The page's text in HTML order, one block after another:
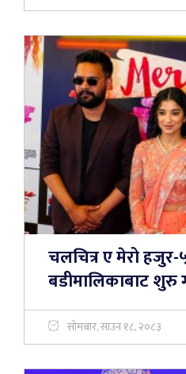
चलचित्र ए मेरो
बडीमालिकाबाट शुरु
सोमबार, साउन १८, २०८३